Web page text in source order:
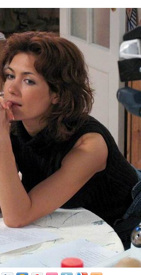
все актёры